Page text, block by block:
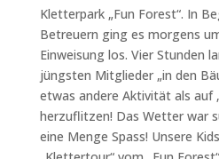
Kletterpark „Fun Forest“. In
Betreuern ging es morgens
Einweisung los. Vier Stunden
jüngsten Mitglieder „in den
etwas andere Aktivität als auf
herzuflitzen! Das Wetter war
eine Menge Spass! Unsere